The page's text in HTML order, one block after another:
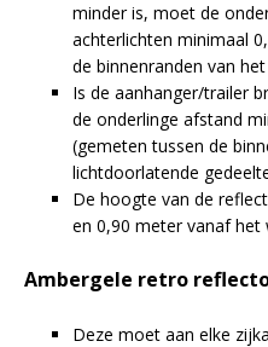
minder is, moet de
achterlichten minimaal
de binnenranden van
Is de aanhanger/trailer
de onderlinge afstand
(gemeten tussen de
lichtdoorlatende
De hoogte van de
en 0,90 meter vanaf het
Ambergele retro
Deze moet aan elke